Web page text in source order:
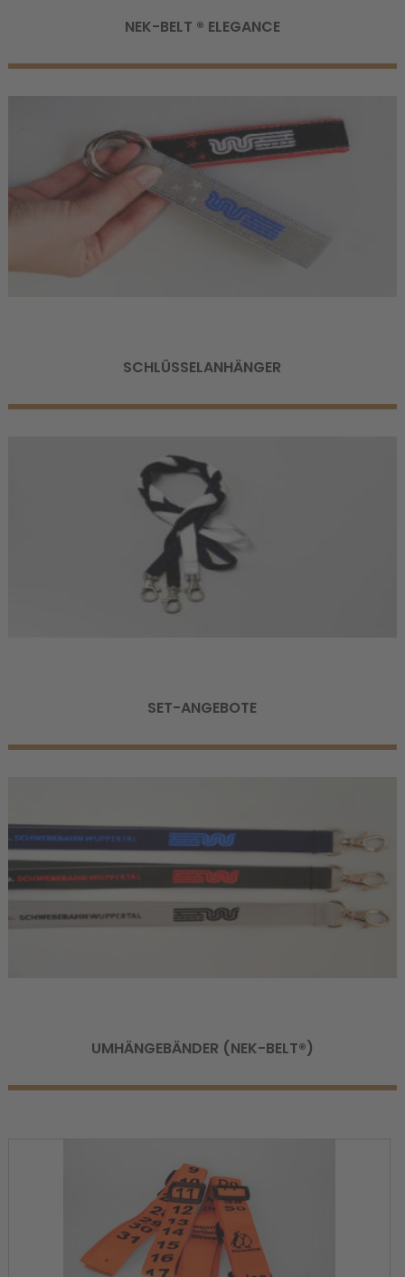
NEK-BELT ® ELEGANCE
SCHLÜSSELANHÄNGER
SET-ANGEBOTE
UMHÄNGEBÄNDER (NEK-BELT®)